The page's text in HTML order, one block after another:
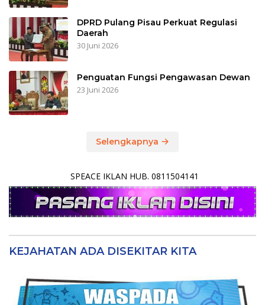
DPRD Pulang Pisau Perkuat Regulasi
Daerah
30 Juni 2026
Penguatan Fungsi Pengawasan Dewan
23 Juni 2026
Selengkapnya
SPEACE IKLAN HUB. 0811504141
KEJAHATAN ADA DISEKITAR KITA